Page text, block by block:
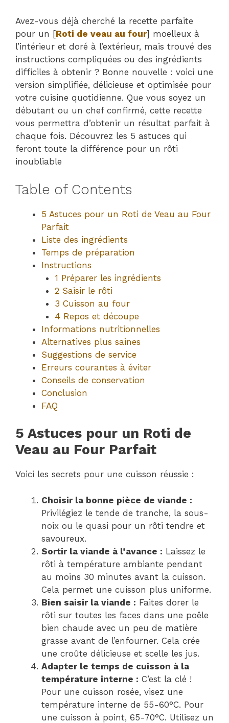
Avez-vous déjà cherché la recette parfaite
pour un [Roti de veau au four] moelleux à
l’intérieur et doré à l’extérieur, mais trouvé des
instructions compliquées ou des ingrédients
difficiles à obtenir ? Bonne nouvelle : voici une
version simplifiée, délicieuse et optimisée pour
votre cuisine quotidienne. Que vous soyez un
débutant ou un chef confirmé, cette recette
vous permettra d’obtenir un résultat parfait à
chaque fois. Découvrez les 5 astuces qui
feront toute la différence pour un rôti
inoubliable
Table of Contents
5 Astuces pour un Roti de Veau au Four
Parfait
Liste des ingrédients
Temps de préparation
Instructions
1 Préparer les ingrédients
2 Saisir le rôti
3 Cuisson au four
4 Repos et découpe
Informations nutritionnelles
Alternatives plus saines
Suggestions de service
Erreurs courantes à éviter
Conseils de conservation
Conclusion
FAQ
5 Astuces pour un Roti de
Veau au Four Parfait
Voici les secrets pour une cuisson réussie :
Choisir la bonne pièce de viande :
Privilégiez le tende de tranche, la sous-
noix ou le quasi pour un rôti tendre et
savoureux.
Sortir la viande à l’avance : Laissez le
rôti à température ambiante pendant
au moins 30 minutes avant la cuisson.
Cela permet une cuisson plus uniforme.
Bien saisir la viande : Faites dorer le
rôti sur toutes les faces dans une poêle
bien chaude avec un peu de matière
grasse avant de l’enfourner. Cela crée
une croûte délicieuse et scelle les jus.
Adapter le temps de cuisson à la
température interne : C’est la clé !
Pour une cuisson rosée, visez une
température interne de 55-60°C. Pour
une cuisson à point, 65-70°C. Utilisez un